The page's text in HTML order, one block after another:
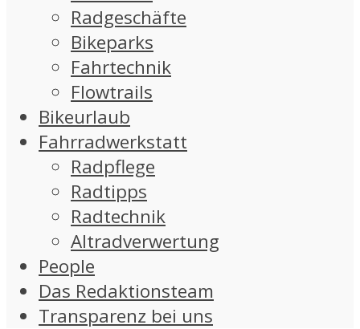
Radgeschäfte
Bikeparks
Fahrtechnik
Flowtrails
Bikeurlaub
Fahrradwerkstatt
Radpflege
Radtipps
Radtechnik
Altradverwertung
People
Das Redaktionsteam
Transparenz bei uns